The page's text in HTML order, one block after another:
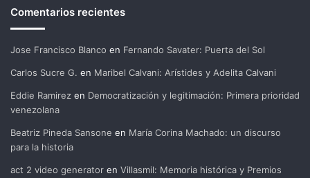
Comentarios recientes
Jose Francisco Blanco en Fernando Savater: Puerta del Sol
Carlos Sucre G. en Maribel Calvani: Arístides y Adelita Calvani
Eddie Ramirez en Democratización y legitimación: Primera prioridad
venezolana
Beatriz Pineda Sansone en María Corina Machado: un discurso
para la historia
act 2 video generator en Villasmil: Memoria histórica y Premios